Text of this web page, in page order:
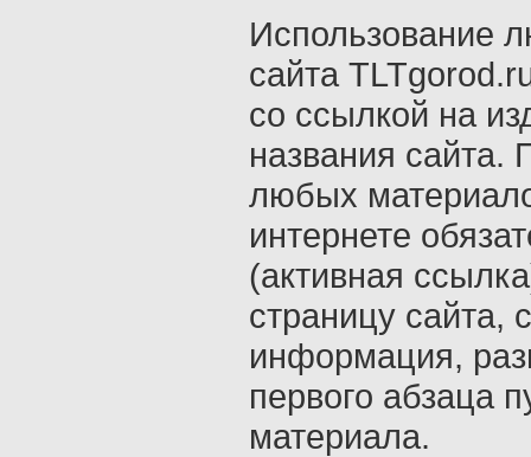
Использование
сайта
со ссылкой на
названия сайта.
любых
интернете
(активная
страницу сайта,
информация,
первого абзаца
материала.